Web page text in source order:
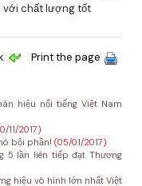
với chất lượng tốt
Print the page
hiệu nổi tiếng Việt Nam
11/2017)
bội phần! (05/01/2017)
5 lần liên tiếp đạt Thương
hiệu vô hình lớn nhất Việt